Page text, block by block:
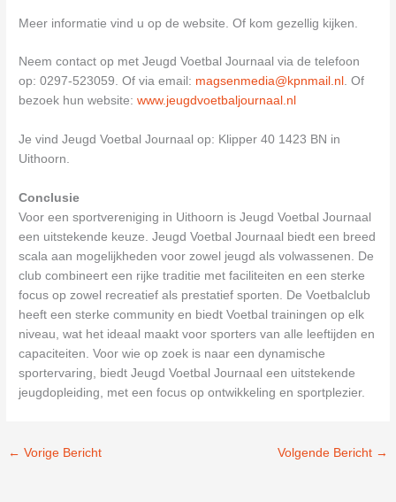
Meer informatie vind u op de website. Of kom gezellig kijken.
Neem contact op met Jeugd Voetbal Journaal via de telefoon
op: 0297-523059. Of via email: magsenmedia@kpnmail.nl . Of
bezoek hun website:www.jeugdvoetbaljournaal.nl
Je vind Jeugd Voetbal Journaal op: Klipper 40 1423 BN in
Uithoorn.
Conclusie
Voor een sportvereniging in Uithoorn is Jeugd Voetbal Journaal
een uitstekende keuze. Jeugd Voetbal Journaal biedt een breed
scala aan mogelijkheden voor zowel jeugd als volwassenen. De
club combineert een rijke traditie met faciliteiten en een sterke
focus op zowel recreatief als prestatief sporten. De Voetbalclub
heeft een sterke community en biedt Voetbal trainingen op elk
niveau, wat het ideaal maakt voor sporters van alle leeftijden en
capaciteiten. Voor wie op zoek is naar een dynamische
sportervaring, biedt Jeugd Voetbal Journaal een uitstekende
jeugdopleiding, met een focus op ontwikkeling en sportplezier.
← Vorige Bericht Volgende Bericht →